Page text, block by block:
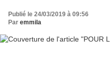
Publié le 24/03/2019 à 09:56
Par emmila